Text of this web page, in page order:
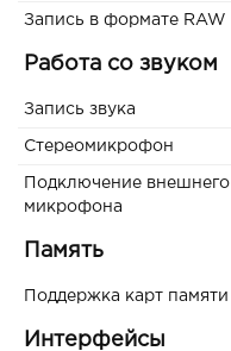
Запись в формате RAW
Работа со звуком
Запись звука
Стереомикрофон
Подключение внешнего
микрофона
Память
Поддержка карт памяти
Интерфейсы